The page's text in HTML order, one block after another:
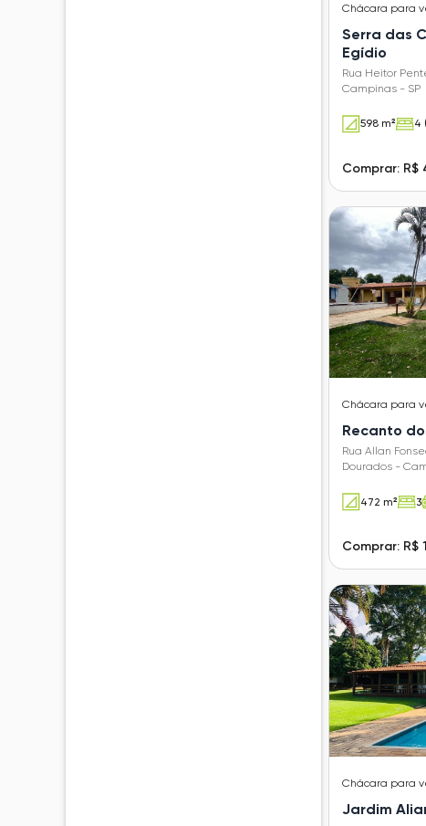
Chácara para
Serra das
Egídio
Rua Heitor
Campinas - SP
598 m² 4
Comprar: R$
Chácara para
Recanto
Rua Allan
Dourados -
472 m² 3
Comprar: R$
Chácara para
Jardim